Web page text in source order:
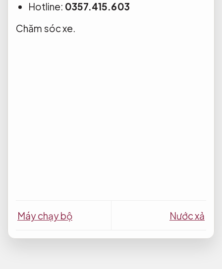
Hotline: 0357.415.603
Chăm sóc xe.
Máy chạy bộ Nước xả